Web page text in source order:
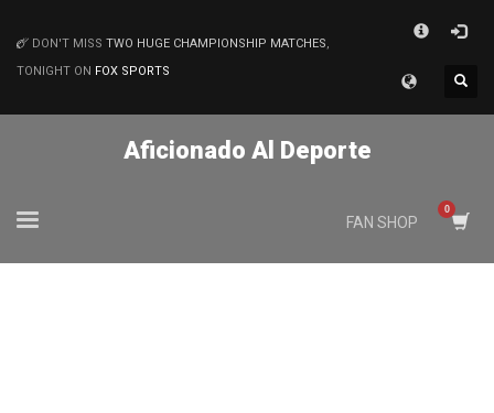
MATCHES
DON'T MISS TWO HUGE CHAMPIONSHIP MATCHES,
TONIGHT ON FOX SPORTS
Aficionado Al Deporte
FAN SHOP